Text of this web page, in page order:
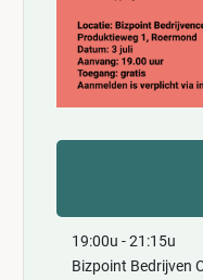
19:00u - 21:15u
Bizpoint Bedrijven